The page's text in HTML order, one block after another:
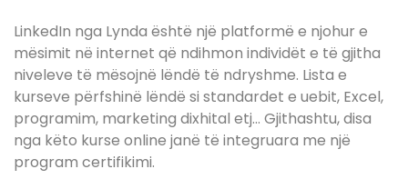
LinkedIn nga Lynda është një platformë e njohur e
mësimit në internet që ndihmon individët e të gjitha
niveleve të mësojnë lëndë të ndryshme. Lista e
kurseve përfshinë lëndë si standardet e uebit, Excel,
programim, marketing dixhital etj… Gjithashtu, disa
nga këto kurse online janë të integruara me një
program certifikimi.